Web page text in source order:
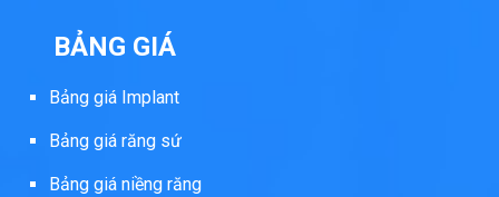
BẢNG GIÁ
Bảng giá Implant
Bảng giá răng sứ
Bảng giá niềng răng